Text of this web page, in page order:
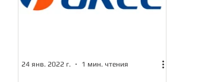
24 янв. 2022 г. 1 мин. чтения